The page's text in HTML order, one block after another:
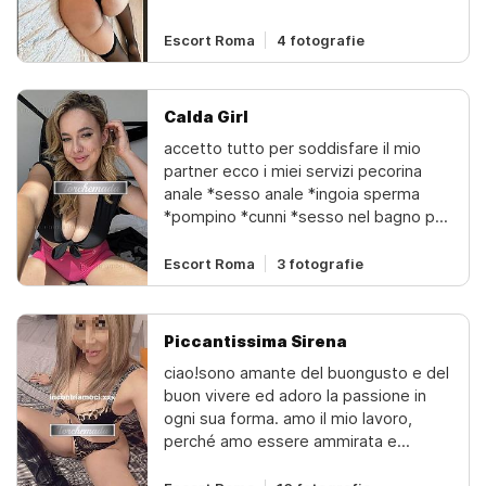
Escort Roma 4 fotografie
Calda Girl
accetto tutto per soddisfare il mio
partner ecco i miei servizi pecorina
anale *sesso anale *ingoia sperma
*pompino *cunni *sesso nel bagno per
scopata con carezza *gola profonda
*69 *dominazione e altro️
Escort Roma 3 fotografie
Piccantissima Sirena
ciao!sono amante del buongusto e del
buon vivere ed adoro la passione in
ogni sua forma. amo il mio lavoro,
perché amo essere ammirata e